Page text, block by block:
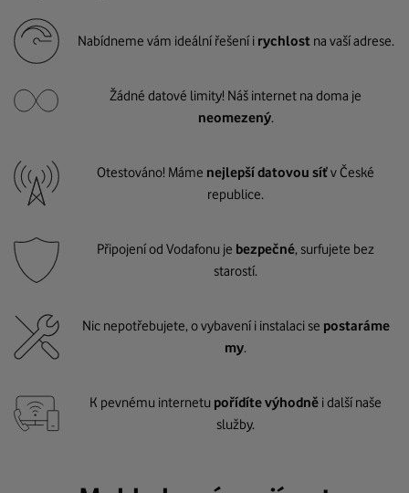
Nabídneme vám ideální řešení i rychlost na vaší adrese.
Žádné datové limity! Náš internet na doma je
neomezený.
Otestováno! Máme nejlepší datovou síťv České
republice.
Připojení od Vodafonu je bezpečné, surfujete bez
starostí.
Nic nepotřebujete, o vybavení i instalaci se postaráme
my.
K pevnému internetu pořídíte výhodně i další naše
služby.